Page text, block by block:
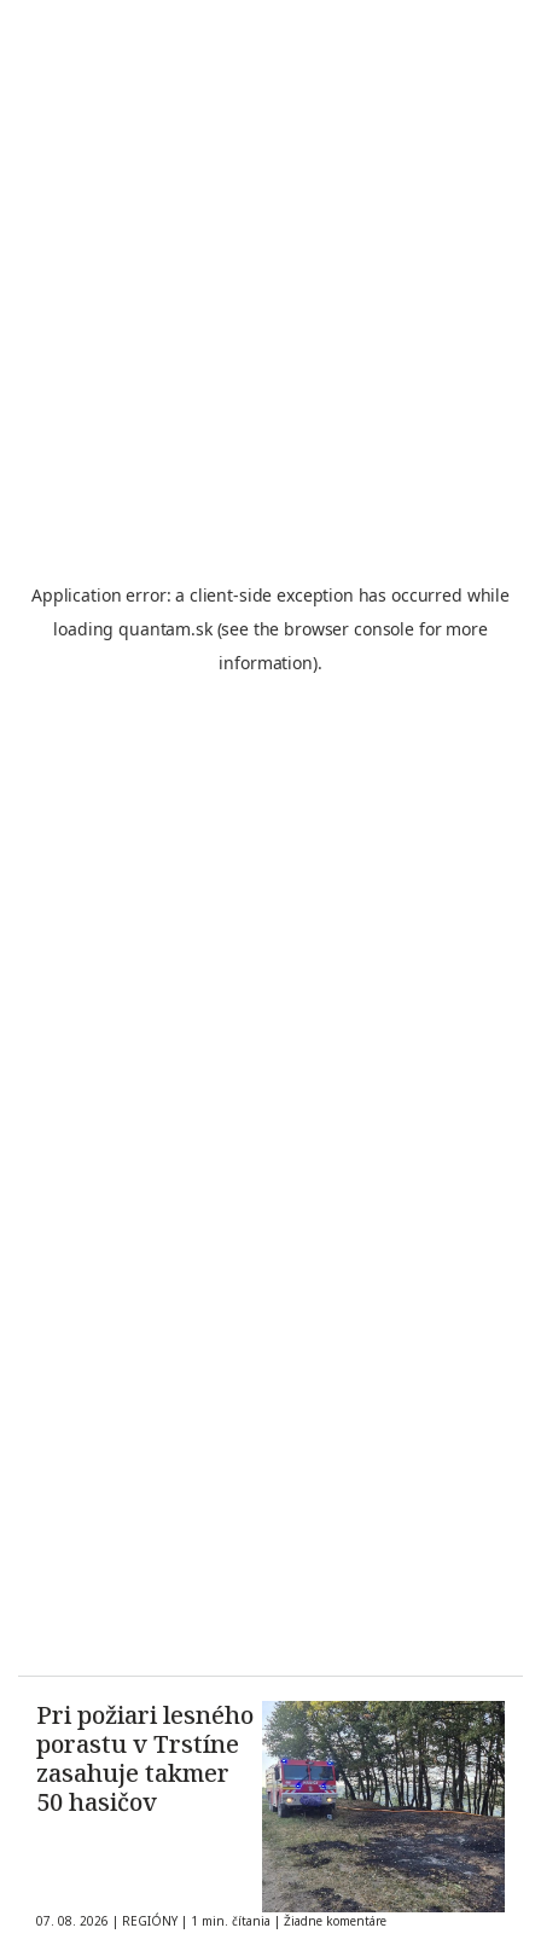
Pri požiari lesného
porastu v Trstíne
zasahuje takmer
50 hasičov
07. 08. 2026 | REGIÓNY | 1 min. čítania | Žiadne komentáre